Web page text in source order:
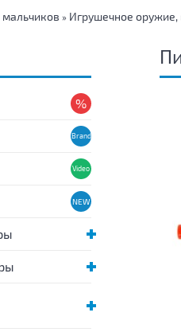
» Игрушечное